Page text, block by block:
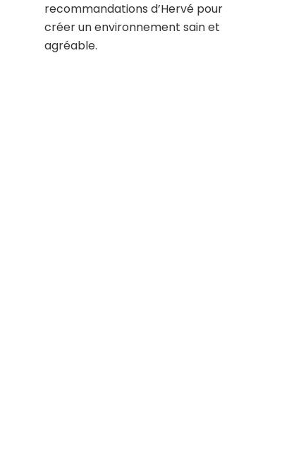
recommandations d’Hervé pour
créer un environnement sain et
agréable.